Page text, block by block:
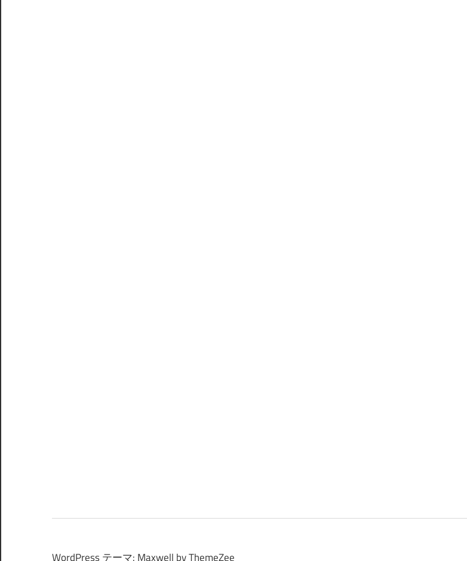
WordPress テーマ: Maxwell by ThemeZee